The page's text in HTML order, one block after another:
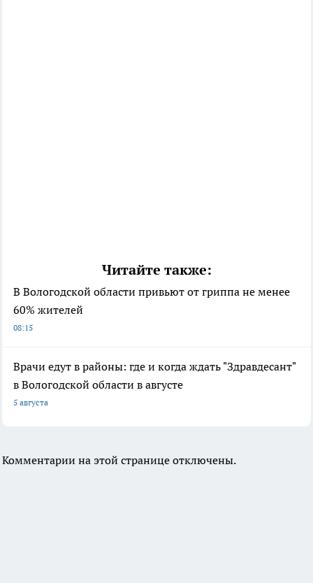
Читайте также:
В Вологодской области привьют от гриппа не менее
60% жителей
08:15
Врачи едут в районы: где и когда ждать "Здравдесант"
в Вологодской области в августе
5 августа
Комментарии на этой странице отключены.